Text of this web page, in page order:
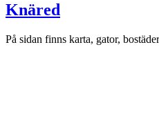
Knäred
På sidan finns karta, gator,